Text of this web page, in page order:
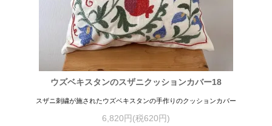
ウズベキスタンのスザニクッションカバー18
スザニ刺繍が施されたウズベキスタンの手作りのクッションカバー
6,820円(税620円)